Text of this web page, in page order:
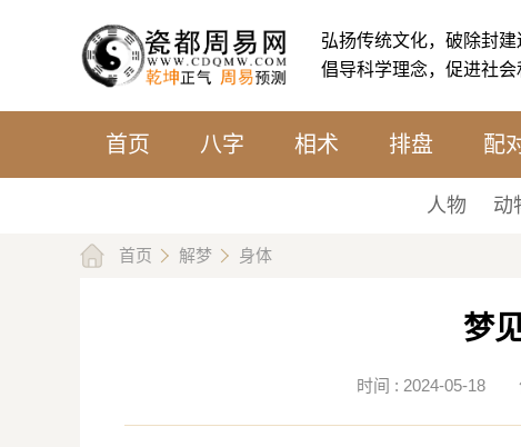
弘扬传统文化，破除封建
倡导科学理念，促进社会
首页 八字 相术 排盘 配
人物 动
首页 解梦 身体
梦
时间 : 2024-05-18